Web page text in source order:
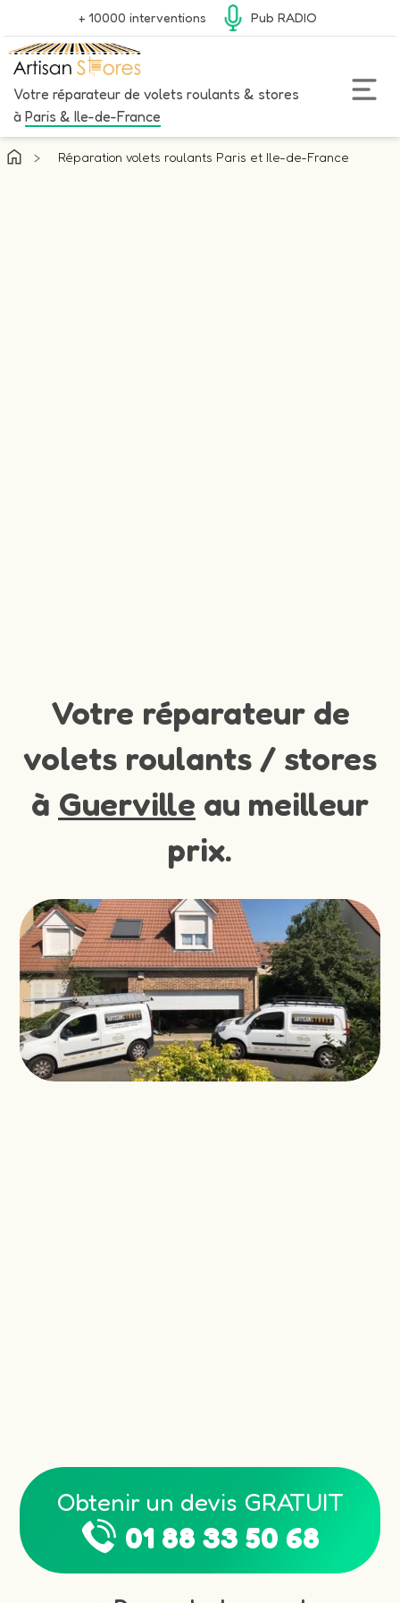
+ 10000 interventions Pub RADIO
Votre réparateur de volets roulants & stores
à Paris & Ile-de-France
> Réparation volets roulants Paris et Ile-de-France
Votre réparateur de
volets roulants / stores
à Guerville au meilleur
prix.
Obtenir un devis GRATUIT
01 88 33 50 68